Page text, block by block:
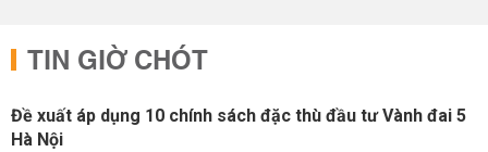
TIN GIỜ CHÓT
Đề xuất áp dụng 10 chính sách đặc thù đầu tư Vành đai 5
Hà Nội